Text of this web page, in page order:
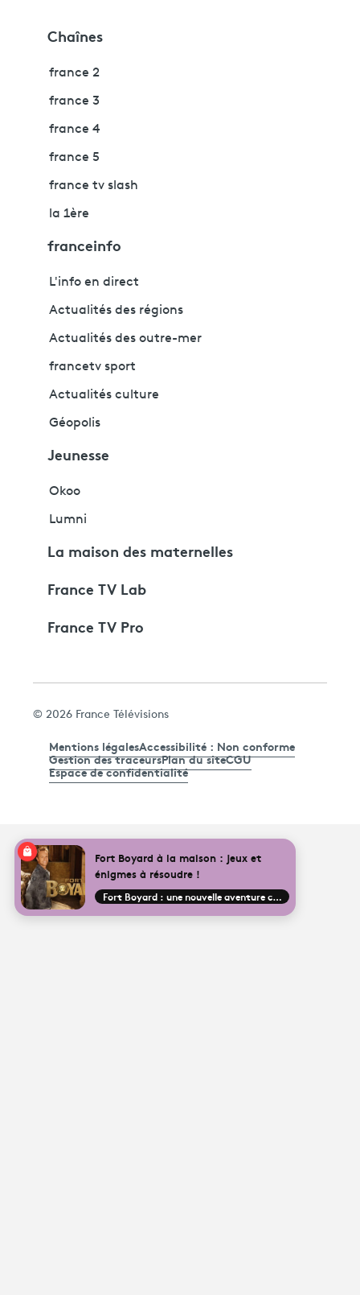
Chaînes
france 2
france 3
france 4
france 5
france tv slash
la 1ère
franceinfo
L'info en direct
Actualités des régions
Actualités des outre-mer
francetv sport
Actualités culture
Géopolis
Jeunesse
Okoo
Lumni
La maison des maternelles
France TV Lab
France TV Pro
© 2026 France Télévisions
Mentions légalesAccessibilité : Non conforme
Gestion des traceursPlan du siteCGU
Espace de confidentialité
Fort Boyard à la maison : jeux et
énigmes à résoudre !
Fort Boyard : une nouvelle aventure commence !